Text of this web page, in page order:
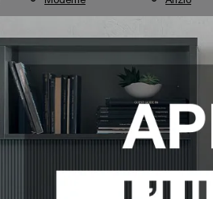
Pareti Attrezzate Sangiacomo Aprilia